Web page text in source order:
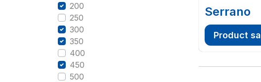
200
250
300
350
400
450
500
Serrano
Product